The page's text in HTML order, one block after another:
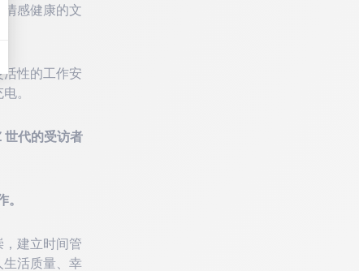
感健康的文
性的工作安
。
世代的受访者
建立时间管
活质量、幸